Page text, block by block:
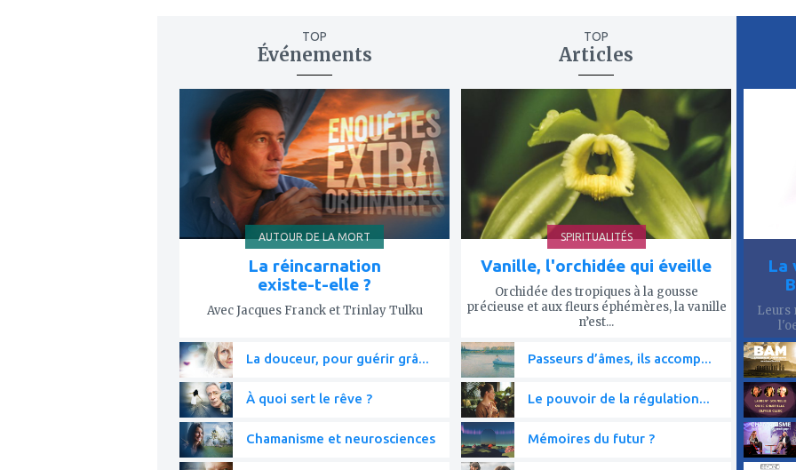
TOP
Événements
mes
favoris
AUTOUR DE LA MORT
La réincarnation
existe-t-elle ?
Avec Jacques Franck et Trinlay Tulku
La douceur, pour guérir grâ...
À quoi sert le rêve ?
Chamanisme et neurosciences
TOP
Articles
SPIRITUALITÉS
Vanille, l'orchidée qui éveille
Orchidée des tropiques à la gousse
précieuse et aux fleurs éphémères, la vanille
n’est...
Passeurs d’âmes, ils accomp...
Le pouvoir de la régulation...
Mémoires du futur ?
La
Leurs